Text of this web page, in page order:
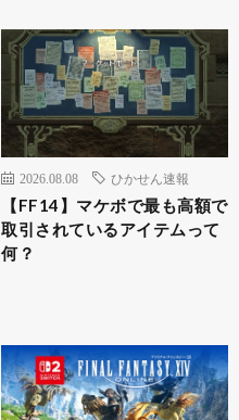
2026.08.08 ひかせん速報
【FF14】マケボで最も高額で
取引されているアイテムって
何？